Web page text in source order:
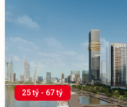
25 tỷ - 67 tỷ